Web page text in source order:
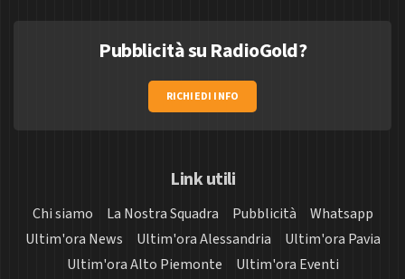
Pubblicità su RadioGold?
RICHIEDI INFO
Link utili
Chi siamo La Nostra Squadra Pubblicità
Whatsapp
Ultim'ora News
Ultim'ora Alessandria
Ultim'ora Pavia
Ultim'ora Alto Piemonte
Ultim'ora Eventi